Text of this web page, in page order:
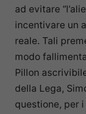
ad evitare
incentivare un
reale. Tali
modo
Pillon
della Lega,
questione, per